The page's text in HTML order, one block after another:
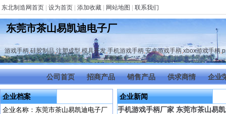
东北制造网首页 设为首页 添加收藏 网站地图 联系我们
东莞市茶山易凯迪电子厂
游戏手柄,硅胶制品,注塑成型,模具开发,手机游戏手柄,安卓游戏手柄,xbox游戏手柄,
公司首页 招商产品 销售产品 供求商情 企业
企业档案
企业名称：东莞市茶山易凯迪电子厂
企业新闻
手机游戏手柄厂家 东莞市茶山易